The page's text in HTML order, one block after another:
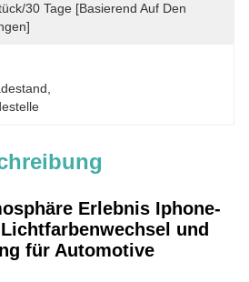
30 Tage [basierend Auf Den
Erlebnis Iphone-
und
für Automotive